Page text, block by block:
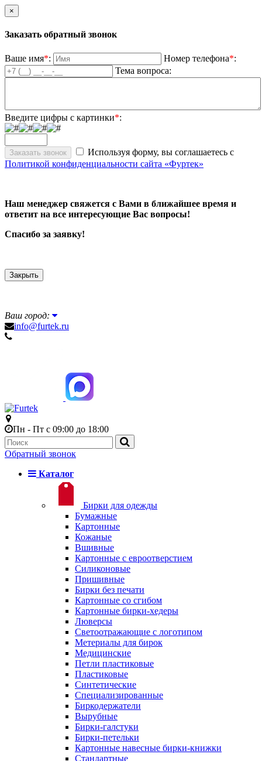
×
Заказать обратный звонок
Ваше имя*: Номер телефона*:
Тема вопроса:
Введите цифры с картинки*:
Используя форму, вы соглашаетесь с
Политикой конфиденциальности сайта «Фуртек»
Наш менеджер свяжется с Вами в ближайшее время и
ответит на все интересующие Вас вопросы!
Спасибо за заявку!
Закрыть
Ваш город:
info@furtek.ru
Пн - Пт с 09:00 до 18:00
Обратный звонок
Каталог
Бирки для одежды
Бумажные
Картонные
Кожаные
Вшивные
Картонные с евроотверстием
Силиконовые
Пришивные
Бирки без печати
Картонные со сгибом
Картонные бирки-хедеры
Люверсы
Светоотражающие с логотипом
Метериалы для бирок
Медицинские
Петли пластиковые
Пластиковые
Синтетические
Специализированные
Биркодержатели
Вырубные
Бирки-галстуки
Бирки-петельки
Картонные навесные бирки-книжки
Стандартные